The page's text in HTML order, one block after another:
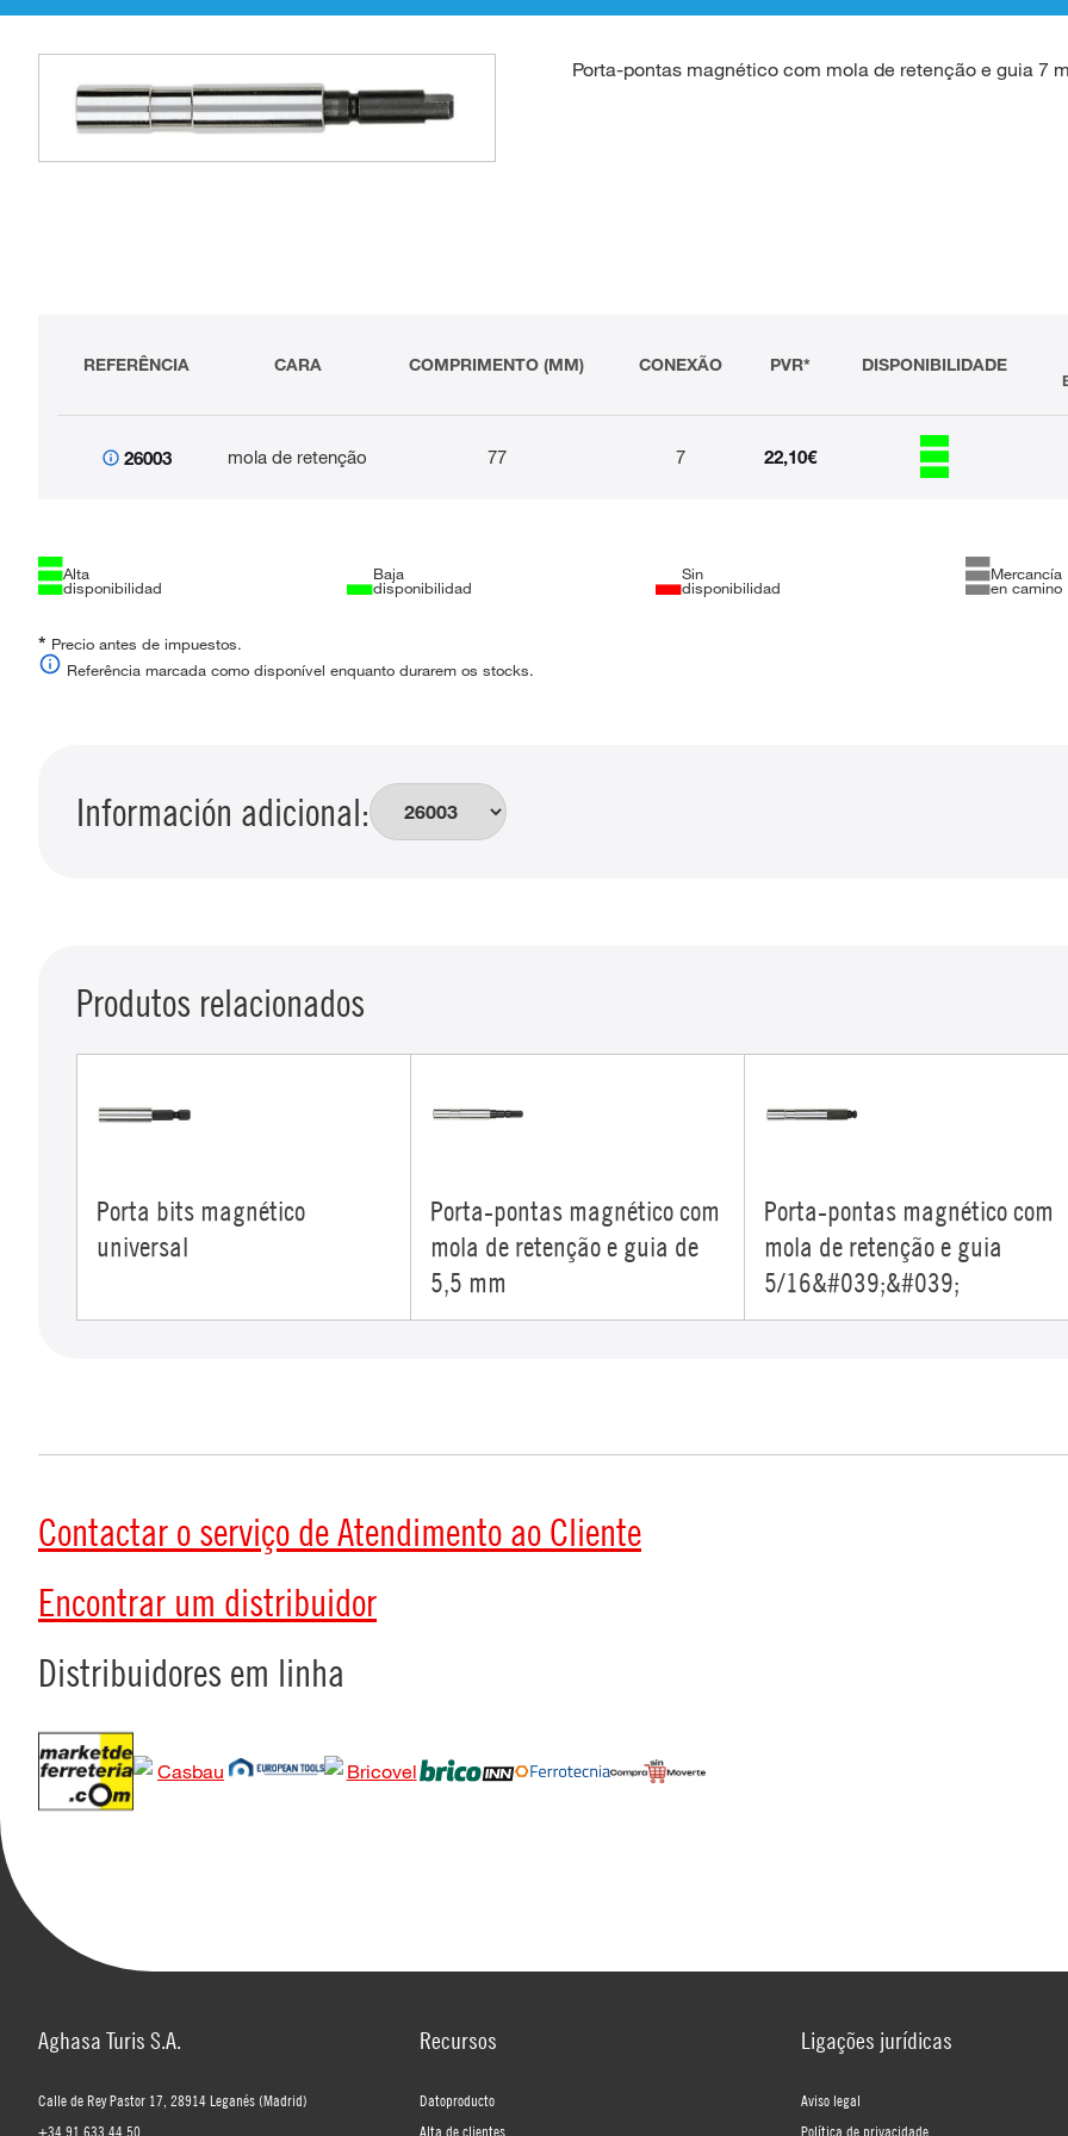
Porta-pontas magnético com mola de retenção e guia 7
REFERÊNCIA CARA COMPRIMENTO (MM) CONEXÃO PVR* DISPONIBILIDADE
26003 mola de retenção 77 7 22,10€
Alta
disponibilidad
Baja
disponibilidad
Sin
disponibilidad
Mercancía
en camino
* Precio antes de impuestos.
Referência marcada como disponível enquanto durarem os stocks.
Información adicional:
Produtos relacionados
Porta bits magnético
universal
Porta-pontas magnético com
mola de retenção e guia de
5,5 mm
Porta-pontas magnético com
mola de retenção e guia
5/16&#039;&#039;
Contactar o serviço de Atendimento ao Cliente
Encontrar um distribuidor
Distribuidores em linha
Aghasa Turis S.A.
Calle de Rey Pastor 17, 28914 Leganés (Madrid)
+34 91 633 44 50
Recursos
Datoproducto
Alta de clientes
Ligações jurídicas
Aviso legal
Política de privacidade